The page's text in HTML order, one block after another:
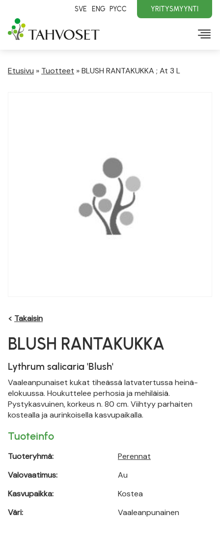
SVE ENG PYCC YRITYSMYYNTI
Etusivu » Tuotteet »BLUSH RANTAKUKKA ; At 3 L
< Takaisin
BLUSH RANTAKUKKA
Lythrum salicaria 'Blush'
Vaaleanpunaiset kukat tiheässä latvatertussa heinä-
elokuussa. Houkuttelee perhosia ja mehiläisiä.
Pystykasvuinen, korkeus n. 80 cm. Viihtyy parhaiten
kostealla ja aurinkoisella kasvupaikalla.
Tuoteinfo
Tuoteryhmä:
Valovaatimus:
Kasvupaikka:
Väri:
Perennat
Au
Kostea
Vaaleanpunainen